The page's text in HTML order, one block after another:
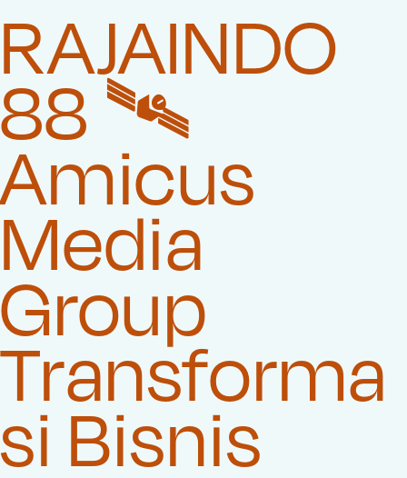
RAJAINDO
88 🛰️‍
Amicus
Media
Group
Transforma
si Bisnis